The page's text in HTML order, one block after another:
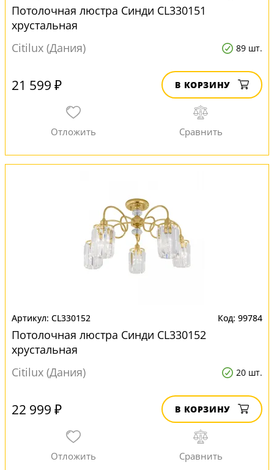
Потолочная люстра Синди CL330151
хрустальная
Citilux (Дания)
89 шт.
21 599 ₽ В КОРЗИНУ
CL330152 99784
Потолочная люстра Синди CL330152
хрустальная
Citilux (Дания)
20 шт.
22 999 ₽ В КОРЗИНУ